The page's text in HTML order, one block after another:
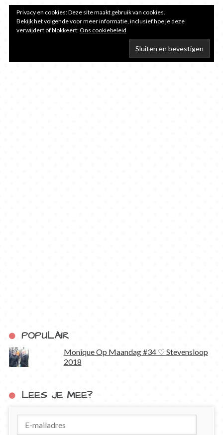
Privacy en cookies: Deze site maakt gebruik van cookies.
Bekijk het volgende voor meer informatie, inclusief hoe je deze
verwijdert of blokkeert:Ons cookiebeleid
POPULAIR
Monique Op Maandag #34 ♡ Stevensloop
2018
LEES JE MEE?
mailadres